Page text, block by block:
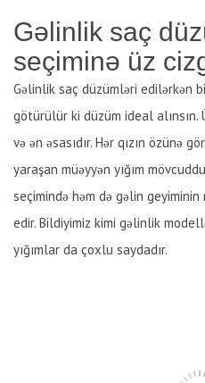
Gəlinlik saç
seçiminə üz
Gəlinlik saç düzümləri edilərkən
götürülür ki düzüm ideal
və ən əsasıdır. Hər qızın özünə
yaraşan müəyyən yığım
seçimində həm də gəlin
edir. Bildiyimiz kimi gəlinlik
yığımlar da çoxlu saydadır.